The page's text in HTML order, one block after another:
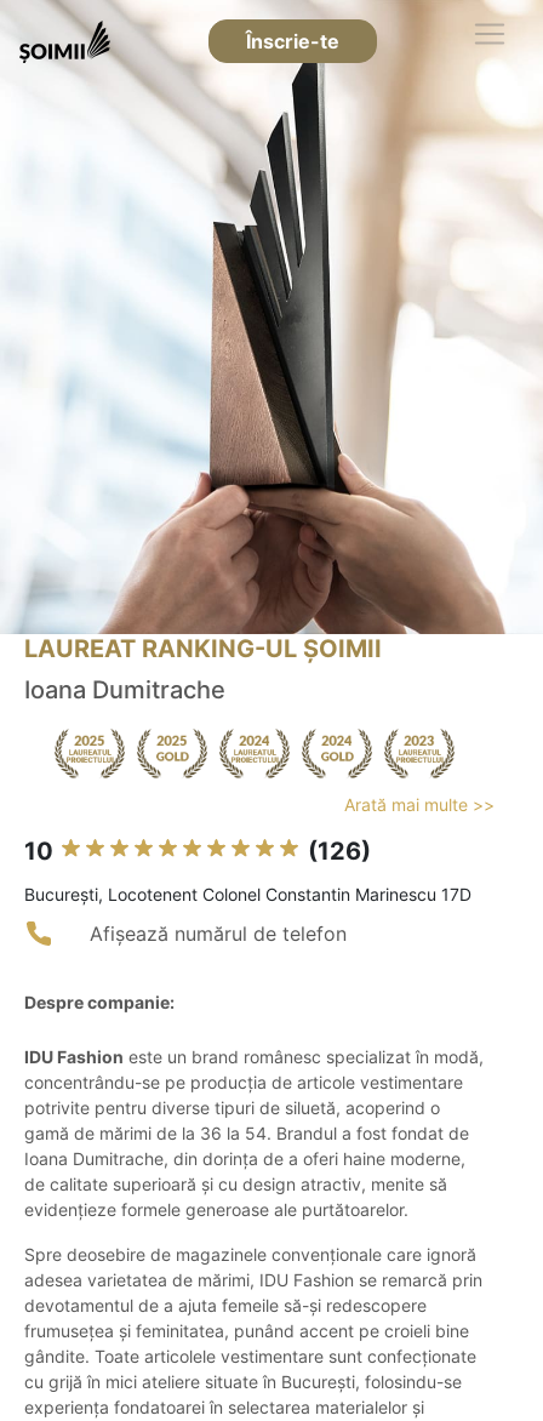
Înscrie-te
LAUREAT RANKING-UL ȘOIMII
Ioana Dumitrache
Arată mai multe >>
10 (126)
Bucureşti, Locotenent Colonel Constantin Marinescu 17D
Afișează numărul de telefon
Despre companie:
IDU Fashion este un brand românesc specializat în modă,
concentrându-se pe producția de articole vestimentare
potrivite pentru diverse tipuri de siluetă, acoperind o
gamă de mărimi de la 36 la 54. Brandul a fost fondat de
Ioana Dumitrache, din dorința de a oferi haine moderne,
de calitate superioară și cu design atractiv, menite să
evidențieze formele generoase ale purtătoarelor.
Spre deosebire de magazinele convenționale care ignoră
adesea varietatea de mărimi, IDU Fashion se remarcă prin
devotamentul de a ajuta femeile să-și redescopere
frumusețea și feminitatea, punând accent pe croieli bine
gândite. Toate articolele vestimentare sunt confecționate
cu grijă în mici ateliere situate în București, folosindu-se
experiența fondatoarei în selectarea materialelor și